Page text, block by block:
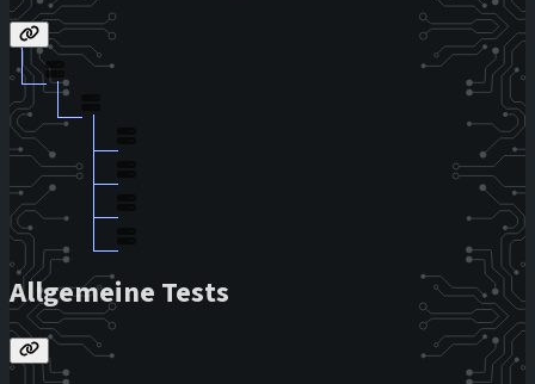
Allgemeine Tests